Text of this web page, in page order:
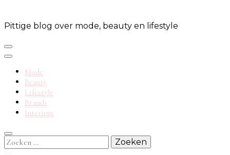
Pittige blog over mode, beauty en lifestyle
Mode
Beauty
Lifestyle
Brands
Interieur
Zoeken
naar: